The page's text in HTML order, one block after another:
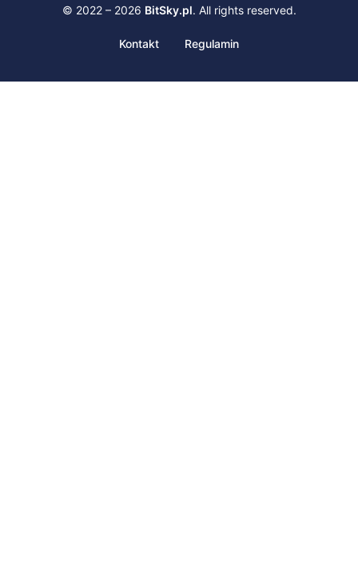
© 2022 – 2026 BitSky.pl. All rights reserved.
Kontakt Regulamin